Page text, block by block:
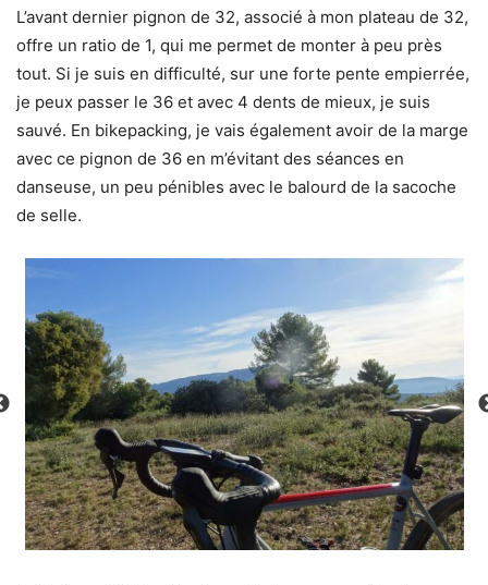
L’avant dernier pignon de 32, associé à mon plateau de 32,
offre un ratio de 1, qui me permet de monter à peu près
tout. Si je suis en difficulté, sur une forte pente empierrée,
je peux passer le 36 et avec 4 dents de mieux, je suis
sauvé. En bikepacking, je vais également avoir de la marge
avec ce pignon de 36 en m’évitant des séances en
danseuse, un peu pénibles avec le balourd de la sacoche
de selle.